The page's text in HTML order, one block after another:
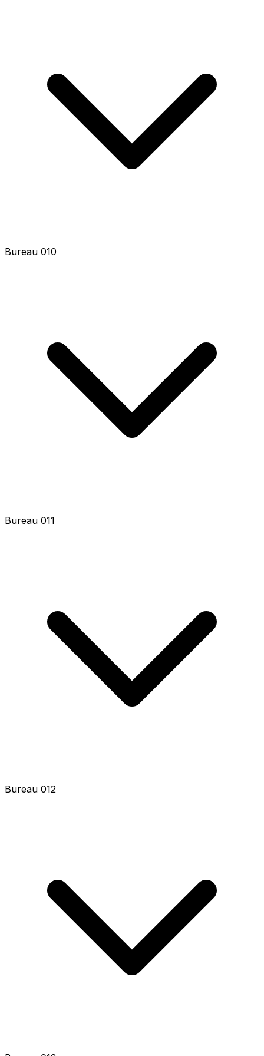
Bureau 012
Bureau 013
Bureau 014